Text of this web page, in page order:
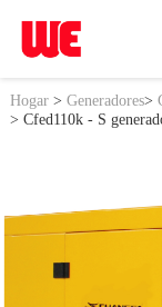
Hogar> Generadores>
> Cfed110k - S